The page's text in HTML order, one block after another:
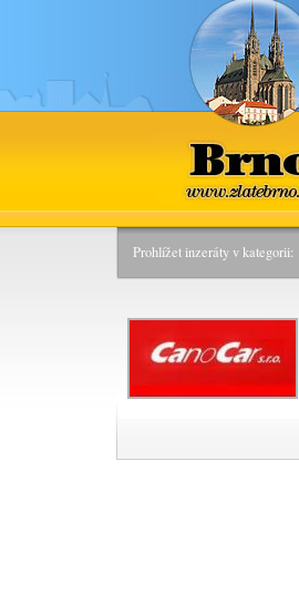
Brno
Prohlížet inzeráty v kategorii: